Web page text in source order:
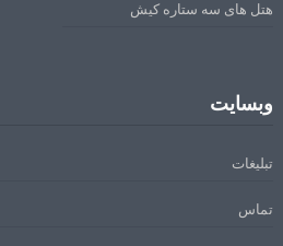
هتل های سه ستاره کیش
وبسایت
تبلیغات
تماس